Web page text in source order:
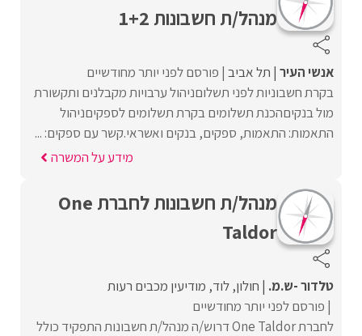
מנהל/ת חשבונות 1+2
אנשי העיר תל אביב פורסם לפני יותר מחודשיים
בקרת חשבוניות לפני תשלוםניהול ערבויות מקבלנים ותקשורת
מול בנקיםהכנת תשלומים בקרת תשלומים לספקיםניהול
התאמות: התאמות, ספקים, בנקים ואשראי.קשר עם ספקים: ...
מידע על המשרה
מנהל/ת חשבונות לחברת One
Taldor
טלדור -ש.מ. חולון לוד מודיעין מכבים רעות
פורסם לפני יותר מחודשיים
לחברת One Taldor דרוש/ה מנהל/ת חשבונות התפקיד כולל